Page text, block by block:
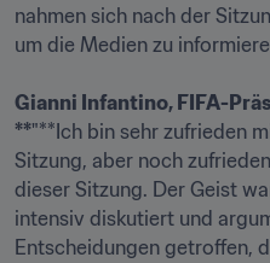
nahmen sich nach der
Gianni Infantino, FIFA-
**"**Ich bin sehr zufrieden
Sitzung, aber noch
dieser Sitzung. Der Geist
intensiv diskutiert und
Entscheidungen getroffen,